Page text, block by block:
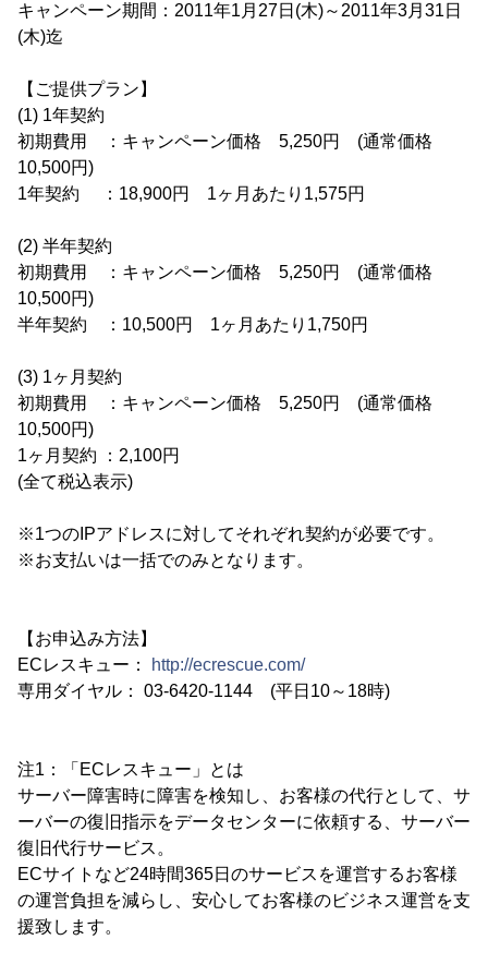
キャンペーン期間：2011年1月27日(木)～2011年3月31日
(木)迄
【ご提供プラン】
(1) 1年契約
初期費用 ：キャンペーン価格 5,250円 (通常価格
10,500円)
1年契約 ：18,900円 1ヶ月あたり1,575円
(2) 半年契約
初期費用 ：キャンペーン価格 5,250円 (通常価格
10,500円)
半年契約 ：10,500円 1ヶ月あたり1,750円
(3) 1ヶ月契約
初期費用 ：キャンペーン価格 5,250円 (通常価格
10,500円)
1ヶ月契約 ：2,100円
(全て税込表示)
※1つのIPアドレスに対してそれぞれ契約が必要です。
※お支払いは一括でのみとなります。
【お申込み方法】
ECレスキュー：
http://ecrescue.com/
専用ダイヤル： 03-6420-1144 (平日10～18時)
注1：「ECレスキュー」とは
サーバー障害時に障害を検知し、お客様の代行として、サ
ーバーの復旧指示をデータセンターに依頼する、サーバー
復旧代行サービス。
ECサイトなど24時間365日のサービスを運営するお客様
の運営負担を減らし、安心してお客様のビジネス運営を支
援致します。